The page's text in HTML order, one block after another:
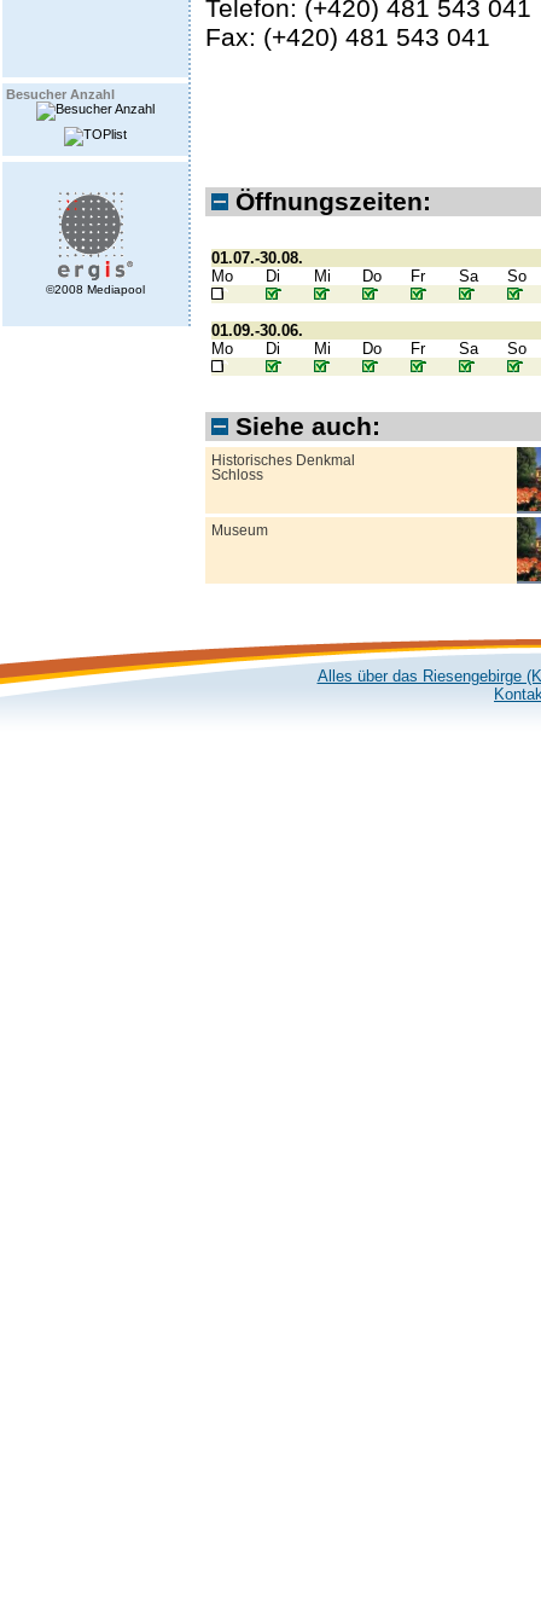
Besucher Anzahl
©2008 Mediapool
Telefon: (+420) 481 543 041
Fax: (+420) 481 543 041
Öffnungszeiten:
01.07.-30.08.
Mo
Di Mi Do Fr Sa So
01.09.-30.06.
Mo
Di Mi Do Fr Sa So
Siehe auch:
Historisches Denkmal
Schloss
Museum
Alles über das Riesengebirge